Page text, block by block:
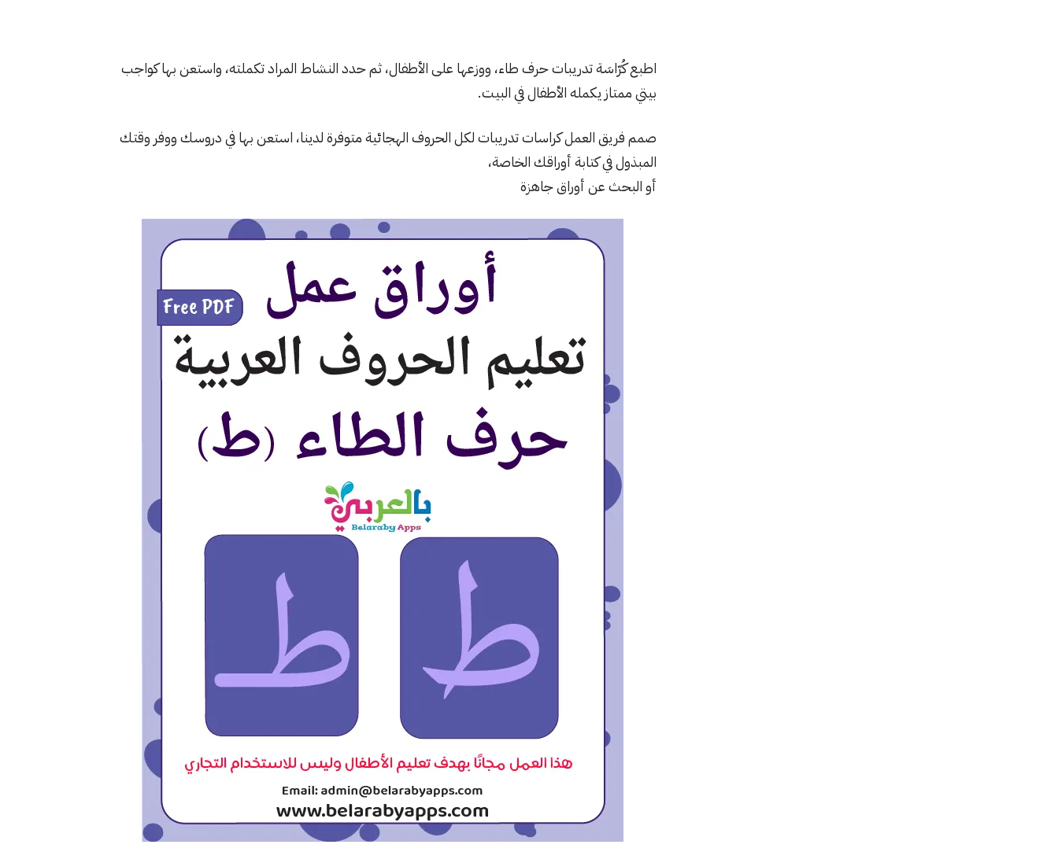
اطبع كُرّاسَة تدريبات حرف طاء، ووزعها على الأطفال، ثم حدد النشاط المراد تكملته، واستعن بها كواجب
بيتي ممتاز يكمله الأطفال في البيت.
صمم فريق العمل كراسات تدريبات لكل الحروف الهجائية متوفرة لدينا، استعن بها في دروسك ووفر وقتك
المبذول في كتابة أوراقك الخاصة،
أو البحث عن أوراق جاهزة